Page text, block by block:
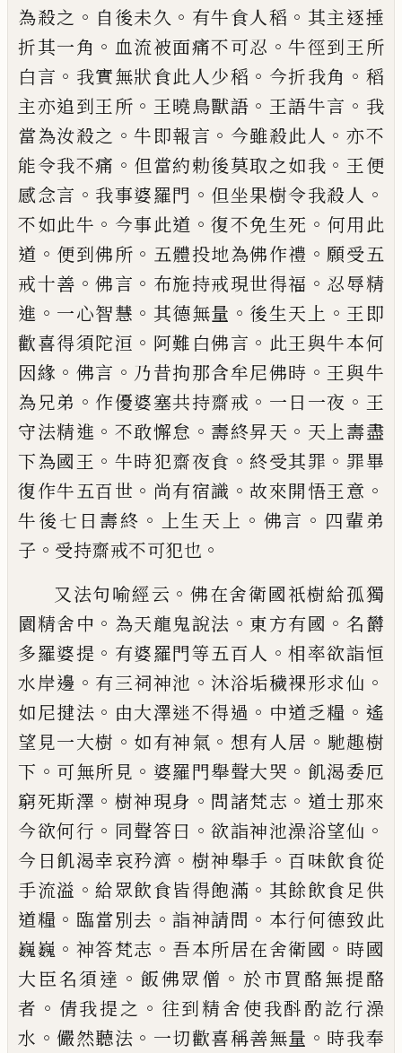
為殺之 。 自後未久 。 有牛食人稻 。 其主逐捶
折其一角 。 血流被面痛不可忍 。牛徑到王所
白言 。 我實無狀食此人少稻 。 今折我角 。 稻
主亦追到王所 。 王曉鳥獸語 。 王語牛言 。 我
當為汝殺之 。牛即報言 。 今雖殺此人 。亦不
能令我不痛 。 但當約勅後莫取之如我 。 王便
感念言 。 我事婆羅門 。 但坐果樹令我殺人 。
不如此牛 。 今事此道 。復不免生死 。 何用此
道 。 便到佛所 。 五體投地為佛作禮 。 願受五
戒十善 。佛言 。 布施持戒現世得福 。 忍辱精
進 。 一心智慧 。 其德無量 。 後生天上 。 王即
歡喜得須陀洹 。 阿難白佛言 。 此王與牛本何
因緣 。 佛言 。 乃昔拘那含牟尼佛時 。 王與牛
為兄弟 。 作優婆塞共持齋戒 。 一日一夜 。 王
守法精進 。 不敢懈怠 。 壽終昇天 。 天上壽盡
下為國王 。 牛時犯齋夜食 。 終受其罪 。 罪畢
復作牛五百世 。 尚有宿識 。故來開悟王意 。
牛後七日 壽終 。 上生天上 。 佛言 。 四輩弟
子 。 受持齋戒不可犯也 。
又法句喻經云 。佛在舍衛國祇樹給孤獨
園精舍中 。 為天龍鬼說法 。 東方有國 。名欝
多羅婆提 。 有婆羅門等五百人 。相率欲詣恒
水岸邊 。 有三祠神池 。 沐浴垢穢裸形求仙 。
如尼揵法 。 由大澤迷不得過 。 中道乏糧 。 遙
望見一大樹 。 如有神氣 。 想有人居 。 馳趣樹
下 。 可無所見 。 婆羅門舉聲大哭 。 飢渴委厄
窮死斯澤 。 樹神現身 。 問諸梵志 。 道士那來
今欲何行 。 同聲答曰 。欲詣神池澡浴望仙 。
今日飢渴幸哀矜濟 。 樹神舉手 。 百味飲食從
手流溢 。給眾飲食皆得飽滿 。 其餘飲食足供
道糧 。 臨當別去 。詣神請問 。 本行何德致此
巍巍 。 神答梵志 。 吾本所居在舍衛國 。 時國
大臣名須達 。 飯佛眾僧 。 於市買 酪無提酪
者 。 倩我提之 。 往到精舍使我酙酌訖行澡
水 。 儼然聽法 。 一切歡喜稱善無量 。 時我奉